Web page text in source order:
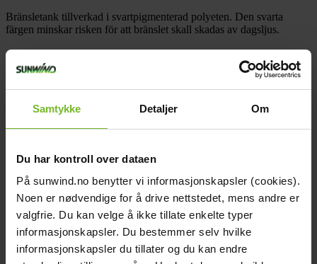
Samtykke Detaljer Om
Du har kontroll over dataen
På sunwind.no benytter vi informasjonskapsler (cookies).
Noen er nødvendige for å drive nettstedet, mens andre er
valgfrie. Du kan velge å ikke tillate enkelte typer
informasjonskapsler. Du bestemmer selv hvilke
informasjonskapsler du tillater og du kan endre
Bränsletank tillverkad i svartpigmenterad polyeten. Den svarta
färgen minskar risken för att bränslet skall skadas av dagsljus.
Passar Wallas tankanslutning.
Bredd (cm):60
Höjd (cm):35
50
Varumärke:Sunwind
Bredd (cm):60
Längd (cm):50
Vikt (kg):7,7
Tillbehör
Köp fler få 15%